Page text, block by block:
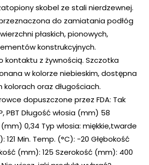
skobel ze stali nierdzewnej.
do zamiatania podłóg
płaskich, pionowych,
konstrukcyjnych.
kontaktu z żywnością. Szczotka
w kolorze niebieskim, dostępna
kolorach oraz długościach.
dopuszczone przez FDA: Tak
PBT Długość włosia (mm) 58
0,34 Typ włosia: miękkie,twarde
121 Min. Temp. (°C): -20 Głębokość
(mm): 125 Szerokość (mm): 400